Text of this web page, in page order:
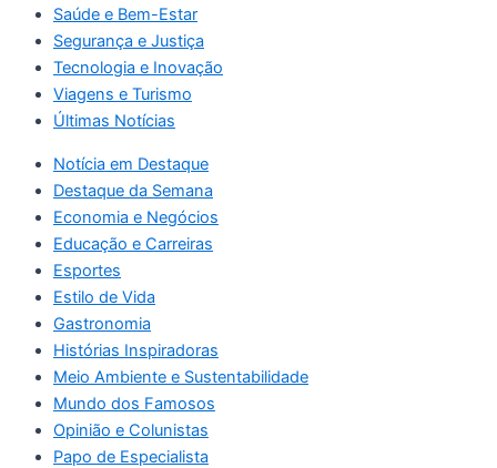
Saúde e Bem-Estar
Segurança e Justiça
Tecnologia e Inovação
Viagens e Turismo
Últimas Notícias
Notícia em Destaque
Destaque da Semana
Economia e Negócios
Educação e Carreiras
Esportes
Estilo de Vida
Gastronomia
Histórias Inspiradoras
Meio Ambiente e Sustentabilidade
Mundo dos Famosos
Opinião e Colunistas
Papo de Especialista